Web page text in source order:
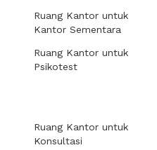
Ruang Kantor untuk
Kantor Sementara
Ruang Kantor untuk
Psikotest
Ruang Kantor untuk
Konsultasi